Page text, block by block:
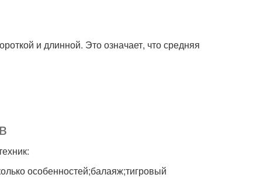
и длинной. Это означает, что средняя
особенностей;балаяж;тигровый